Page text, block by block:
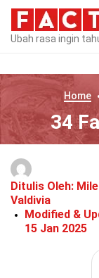
Ubah rasa ingin
Home
34
Ditulis Oleh:
Valdivia
Modified &
15 Jan 2025